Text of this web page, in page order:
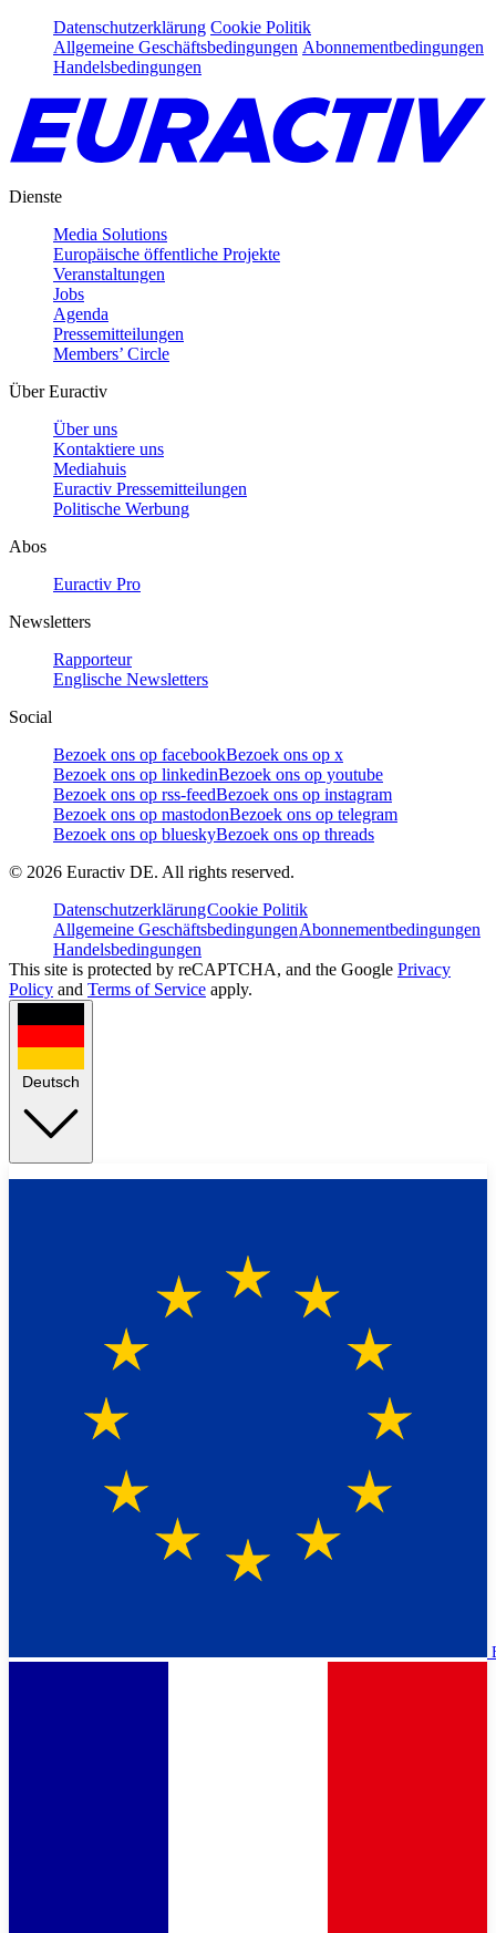
Datenschutzerklärung Cookie Politik
Allgemeine Geschäftsbedingungen Abonnementbedingungen
Handelsbedingungen
Dienste
Media Solutions
Europäische öffentliche Projekte
Veranstaltungen
Jobs
Agenda
Pressemitteilungen
Members’ Circle
Über Euractiv
Über uns
Kontaktiere uns
Mediahuis
Euractiv Pressemitteilungen
Politische Werbung
Abos
Euractiv Pro
Newsletters
Rapporteur
Englische Newsletters
Social
Bezoek ons op facebookBezoek ons op x
Bezoek ons op linkedinBezoek ons op youtube
Bezoek ons op rss-feedBezoek ons op instagram
Bezoek ons op mastodonBezoek ons op telegram
Bezoek ons op blueskyBezoek ons op threads
© 2026 Euractiv DE. All rights reserved.
DatenschutzerklärungCookie Politik
Allgemeine GeschäftsbedingungenAbonnementbedingungen
Handelsbedingungen
This site is protected by reCAPTCHA, and the Google Privacy
Policy and Terms of Service apply.
Deutsch